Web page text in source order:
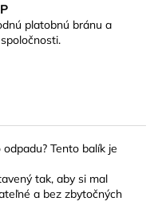
platobnú bránu a
Tento balík je
tak, aby si mal
a bez zbytočných